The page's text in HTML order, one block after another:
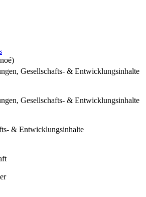
Gesellschafts- & Entwicklungsinhalte
Gesellschafts- & Entwicklungsinhalte
& Entwicklungsinhalte